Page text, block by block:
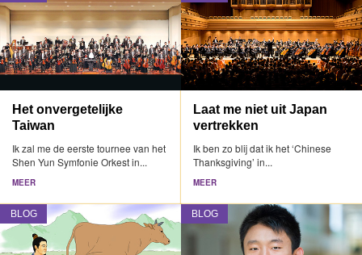
Het onvergetelijke
Taiwan
Ik zal me de eerste tournee van het
Shen Yun Symfonie Orkest in...
MEER
Laat me niet uit Japan
vertrekken
Ik ben zo blij dat ik het ‘Chinese
Thanksgiving’ in...
MEER
BLOG BLOG